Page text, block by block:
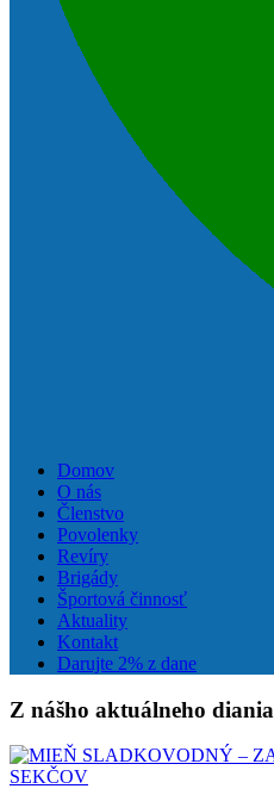
Domov
O nás
Členstvo
Povolenky
Revíry
Brigády
Športová činnosť
Aktuality
Kontakt
Darujte 2% z dane
Z nášho aktuálneho diania